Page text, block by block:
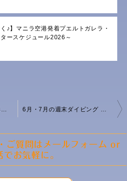
く♪】マニラ空港発着プエルトガレラ・
ースケジュール2026～
【一緒に行く♪】マニラ空港発着プエルトガレラ・送迎チャータースケジュール2025～2026 6月・7月の週末ダイビング プロモ｜せっかくフィリピンに住んでいるのなら♪｜プエルトガレラ
ご質問はメールフォーム or
でお気軽に。